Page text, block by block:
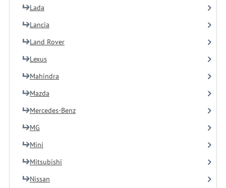
Lada
Lancia
Land Rover
Lexus
Mahindra
Mazda
Mercedes-Benz
MG
Mini
Mitsubishi
Nissan